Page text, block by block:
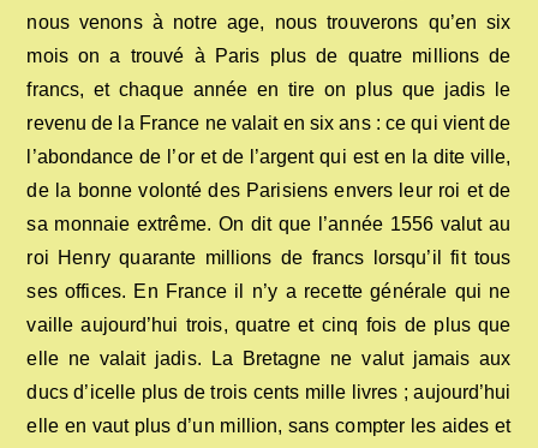
nous venons à notre age, nous trouverons qu’en six
mois on a trouvé à Paris plus de quatre millions de
francs, et chaque année en tire on plus que jadis le
revenu de la France ne valait en six ans : ce qui vient de
l’abondance de l’or et de l’argent qui est en la dite ville,
de la bonne volonté des Parisiens envers leur roi et de
sa monnaie extrême. On dit que l’année 1556 valut au
roi Henry quarante millions de francs lorsqu’il fit tous
ses offices. En France il n’y a recette générale qui ne
vaille aujourd’hui trois, quatre et cinq fois de plus que
elle ne valait jadis. La Bretagne ne valut jamais aux
ducs d’icelle plus de trois cents mille livres ; aujourd’hui
elle en vaut plus d’un million, sans compter les aides et